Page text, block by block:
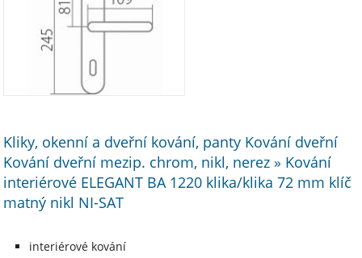
Kliky, okenní a dveřní kování, panty Kování dveřní
Kování dveřní mezip. chrom, nikl, nerez » Kování
interiérové ELEGANT BA 1220 klika/klika 72 mm klíč
matný nikl NI-SAT
interiérové kování